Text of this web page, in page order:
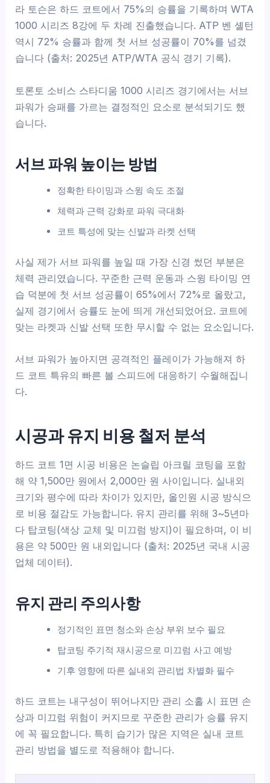
라 토슨은 하드 코트에서 75%의 승률을 기록하며 WTA
1000 시리즈 8강에 두 차례 진출했습니다. ATP 벤 셸턴
역시 72% 승률과 함께 첫 서브 성공률이 70%를 넘겼
습니다 (출처: 2025년 ATP/WTA 공식 경기 기록).
토론토 소비스 스타디움 1000 시리즈 경기에서는 서브
파워가 승패를 가르는 결정적인 요소로 분석되기도 했
습니다.
서브 파워 높이는 방법
정확한 타이밍과 스윙 속도 조절
체력과 근력 강화로 파워 극대화
코트 특성에 맞는 신발과 라켓 선택
사실 제가 서브 파워를 높일 때 가장 신경 썼던 부분은
체력 관리였습니다. 꾸준한 근력 운동과 스윙 타이밍 연
습 덕분에 첫 서브 성공률이 65%에서 72%로 올랐고,
실제 경기에서 승률도 눈에 띄게 개선되었어요. 코트에
맞는 라켓과 신발 선택 또한 무시할 수 없는 요소입니다.
서브 파워가 높아지면 공격적인 플레이가 가능해져 하
드 코트 특유의 빠른 볼 스피드에 대응하기 수월해집니
다.
시공과 유지 비용 철저 분석
하드 코트 1면 시공 비용은 논슬립 아크릴 코팅을 포함
해 약 1,500만 원에서 2,000만 원 사이입니다. 실내외
크기와 평수에 따라 차이가 있지만, 올인원 시공 방식으
로 비용 절감도 가능합니다. 유지 관리를 위해 3~5년마
다 탑코팅(색상 교체 및 미끄럼 방지)이 필요하며, 이 비
용은 약 500만 원 내외입니다 (출처: 2025년 국내 시공
업체 데이터).
유지 관리 주의사항
정기적인 표면 청소와 손상 부위 보수 필요
탑코팅 주기적 재시공으로 미끄럼 사고 예방
기후 영향에 따른 실내외 관리법 차별화 필수
하드 코트는 내구성이 뛰어나지만 관리 소홀 시 표면 손
상과 미끄럼 위험이 커지므로 꾸준한 관리가 승률 유지
에 꼭 필요합니다. 특히 습기가 많은 지역은 실내 코트
관리 방법을 별도로 적용해야 합니다.